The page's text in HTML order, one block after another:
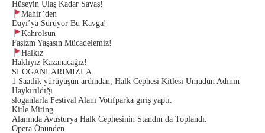
Hüseyin Ulaş Kadar Savaş!
Mahir’den
Dayı’ya Sürüyor Bu Kavga!
Kahrolsun
Faşizm Yaşasın Mücadelemiz!
Halkız
Haklıyız Kazanacağız!
SLOGANLARIMIZLA
1 Saatlik yürüyüşün ardından, Halk Cephesi Kitlesi Umudun Adının
Haykırıldığı
sloganlarla Festival Alanı Votifparka giriş yaptı.
Kitle Miting
Alanında Avusturya Halk Cephesinin Standın da Toplandı.
Opera Önünden